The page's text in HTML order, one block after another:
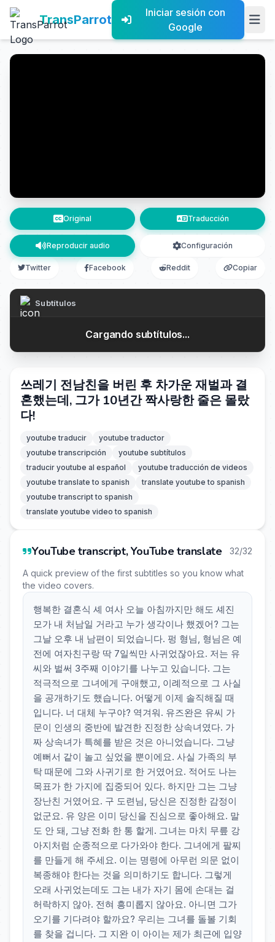
TransParrot
Iniciar sesión con
Google
Original Traducción
Reproducir audio Configuración
Twitter Facebook Reddit Copiar
Subtítulos
Cargando subtítulos...
쓰레기 전남친을 버린 후 차가운 재벌과 결
혼했는데, 그가 10년간 짝사랑한 줄은 몰랐
다!
youtube traducir
youtube traductor
youtube transcripción
youtube subtítulos
traducir youtube al español
youtube traducción de videos
youtube translate to spanish
translate youtube to spanish
youtube transcript to spanish
translate youtube video to spanish
YouTube transcript, YouTube translate 32/32
A quick preview of the first subtitles so you know what
the video covers.
행복한 결혼식 셰 여사 오늘 아침까지만 해도 셰진
모가 내 처남일 거라고 누가 생각이나 했겠어? 그는
그날 오후 내 남편이 되었습니다. 펑 형님, 형님은 예
전에 여자친구랑 딱 7일씩만 사귀었잖아요. 저는 유
씨와 벌써 3주째 이야기를 나누고 있습니다. 그는
적극적으로 그녀에게 구애했고, 이례적으로 그 사실
을 공개하기도 했습니다. 어떻게 이제 솔직해질 때
입니다. 너 대체 누구야? 역겨워. 유즈완은 유씨 가
문이 인생의 중반에 발견한 진정한 상속녀였다. 가
짜 상속녀가 특혜를 받은 것은 아니었습니다. 그냥
예뻐서 같이 놀고 싶었을 뿐이에요. 사실 가족의 부
탁 때문에 그와 사귀기로 한 거였어요. 적어도 나는
목표가 한 가지에 집중되어 있다. 하지만 그는 그냥
장난친 거였어요. 구 도련님, 당신은 진정한 감정이
없군요. 유 양은 이미 당신을 진심으로 좋아해요. 말
도 안 돼, 그냥 전화 한 통 할게. 그녀는 마치 무릎 강
아지처럼 순종적으로 다가와야 한다. 그녀에게 팔찌
를 만들게 해 주세요. 이는 명령에 아무런 의문 없이
복종해야 한다는 것을 의미하기도 합니다. 그렇게
오래 사귀었는데도 그는 내가 자기 몸에 손대는 걸
허락하지 않아. 전혀 흥미롭지 않아요. 아니면 그가
오기를 기다려야 할까요? 우리는 그녀를 돌볼 기회
를 찾을 겁니다. 그 지완 이 아이는 제가 최근에 입양